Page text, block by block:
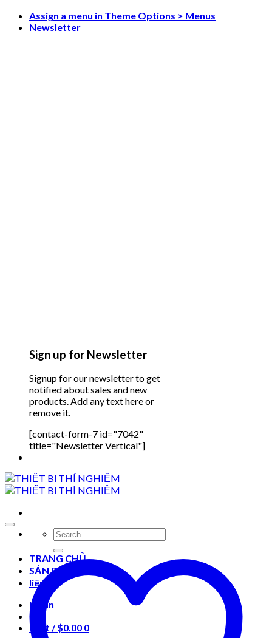
Skip
Assign a menu in Theme Options > Menus
Newsletter
Sign up for Newsletter
Signup for our newsletter to get
notified about sales and new
products. Add any text here or
remove it.
[contact-form-7 id="7042"
title="Newsletter Vertical"]
Search
for:
TRANG CHỦ
SẢN PHẨM
liên hệ
Login
Cart /$0.00 0